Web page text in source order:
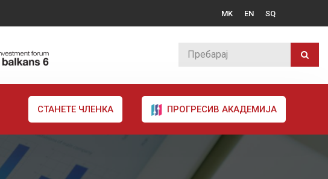
MK EN SQ
СТАНЕТЕ ЧЛЕНКА ПРОГРЕСИВ АКАДЕМИЈА